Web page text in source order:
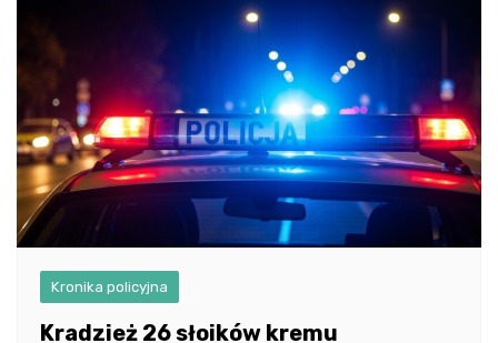
Kronika policyjna
Kradzież 26 słoików kremu